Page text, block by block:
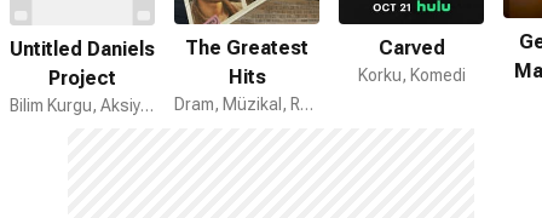
Untitled Daniels
Project
Bilim Kurgu, Aksiyon, Komedi
The Greatest
Hits
Dram, Müzikal, Romantik
Carved
Korku, Komedi